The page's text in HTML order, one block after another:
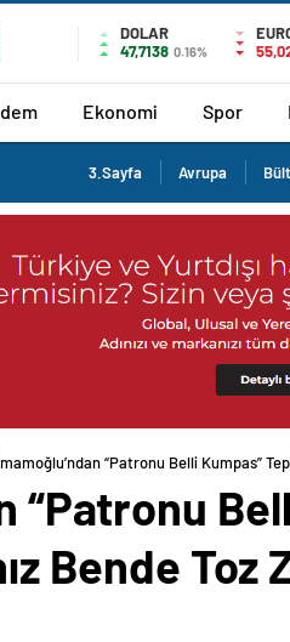
DOLAR
47,7138 0.16%
Ekonomi Spor
3.Sayfa Avrupa
“Patronu Belli Kumpas”
“Patronu
Bende